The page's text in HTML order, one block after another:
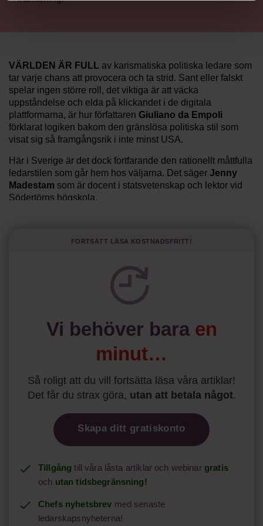
VÄRLDEN ÄR FULL av karismatiska politiska ledare som
tar varje chans att provocera och ta strid. Sant eller falskt
spelar ingen större roll, det viktiga är att väcka
uppståndelse och elda på klickandet i de digitala
plattformarna, är hur författaren Giuliano da Empoli
förklarat logiken bakom den gränslösa politiska stil som
visat sig så framgångsrik i inte minst USA.
Här i Sverige är det dock fortfarande den rationellt måttfulla
ledarstilen som går hem hos väljarna. Det säger Jenny
Madestam som är docent i statsvetenskap och lektor vid
Södertörns högskola.
kompetenta och stå med båda fötterna på jorden. Hellre en
spelevink i högklackat, är hur jag brukar sammanfatta de
önskningar som svenskarna för fram i undersökningar.”
Siri Wikander: ”Led som i
Fortsätt läsa kostnadsfritt!
Vi behöver bara en
minut…
Så roligt att du vill fortsätta läsa våra artiklar!
Det får du strax göra, utan att betala något.
Skapa ditt gratiskonto
Tillgång till våra låsta artiklar och webinar gratis
och utan tidsbegränsning!
Chefs nyhetsbrev med senaste
ledarskapsnyheterna!